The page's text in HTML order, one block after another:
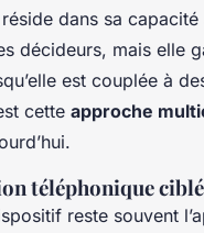
dans sa
décideurs, mais elle
est couplée à
cette approche
téléphonique
reste souvent